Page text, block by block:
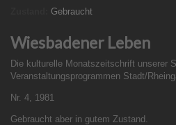
Gebraucht
Wiesbadener Leben
Die kulturelle Monatszeitschrift unserer
Veranstaltungsprogrammen Stadt/
Nr. 4, 1981
Gebraucht aber in gutem Zustand.